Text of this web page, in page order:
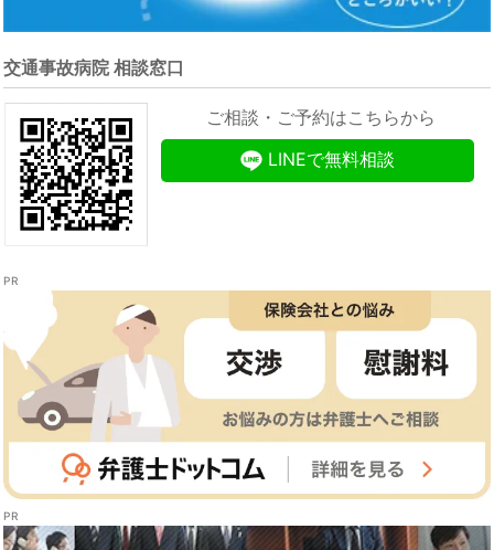
交通事故病院 相談窓口
ご相談・ご予約はこちらから
LINEで無料相談